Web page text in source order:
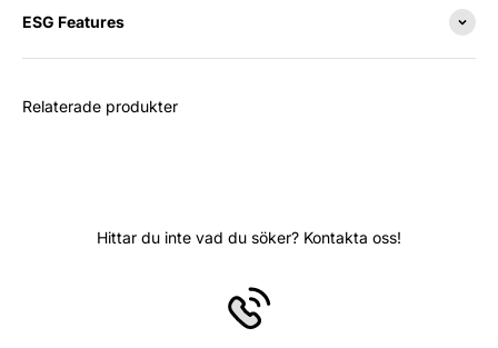
ESG Features
Relaterade produkter
Hittar du inte vad du söker? Kontakta oss!